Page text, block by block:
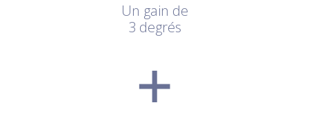
Un gain de
3 degrés